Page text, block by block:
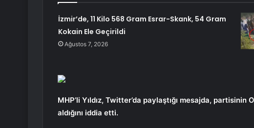
İzmir’de, 11 Kilo 568 Gram Esrar-Skank, 54 Gram
Kokain Ele Geçirildi
Ağustos 7, 2026
MHP’li Yıldız, Twitter’da paylaştığı mesajda,
aldığını iddia etti.